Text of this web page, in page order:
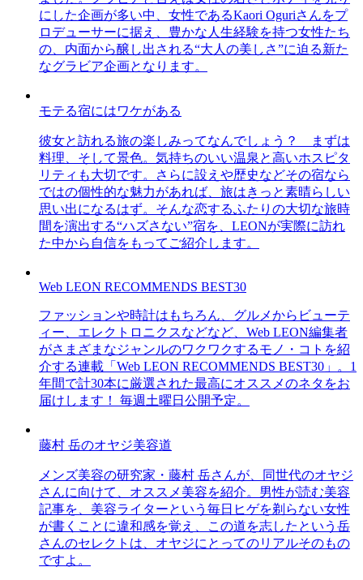
にした企画が多い中、女性であるKaori Oguriさんをプ
ロデューサーに据え、豊かな人生経験を持つ女性たち
の、内面から醸し出される“大人の美しさ”に迫る新た
なグラビア企画となります。
モテる宿にはワケがある
彼女と訪れる旅の楽しみってなんでしょう？ まずは
料理、そして景色。気持ちのいい温泉と高いホスピタ
リティも大切です。さらに設えや歴史などその宿なら
ではの個性的な魅力があれば、旅はきっと素晴らしい
思い出になるはず。そんな恋するふたりの大切な旅時
間を演出する“ハズさない”宿を、LEONが実際に訪れ
た中から自信をもってご紹介します。
Web LEON RECOMMENDS BEST30
ファッションや時計はもちろん、グルメからビューテ
ィー、エレクトロニクスなどなど、Web LEON編集者
がさまざまなジャンルのワクワクするモノ・コトを紹
介する連載「Web LEON RECOMMENDS BEST30」。1
年間で計30本に厳選された最高にオススメのネタをお
届けします！ 毎週土曜日公開予定。
藤村 岳のオヤジ美容道
メンズ美容の研究家・藤村 岳さんが、同世代のオヤジ
さんに向けて、オススメ美容を紹介。男性が読む美容
記事を、美容ライターという毎日ヒゲを剃らない女性
が書くことに違和感を覚え、この道を志したという岳
さんのセレクトは、オヤジにとってのリアルそのもの
ですよ。